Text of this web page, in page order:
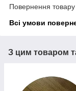
Повернення
Всі умови
З цим товаром